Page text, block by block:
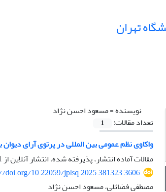
تهران
نویسنده =مسعود احسن نژاد
تعداد مقالات:
1
واکاوی نظم عمومی بین ‏المللی در پرتوی آرای
مقالات آماده انتشار، پذیرفته شده، انتشار آنلاین از
doi.org/10.22059/jplsq.2025.381323.3606
مصطفی فضائلی، مسعود احسن نژاد